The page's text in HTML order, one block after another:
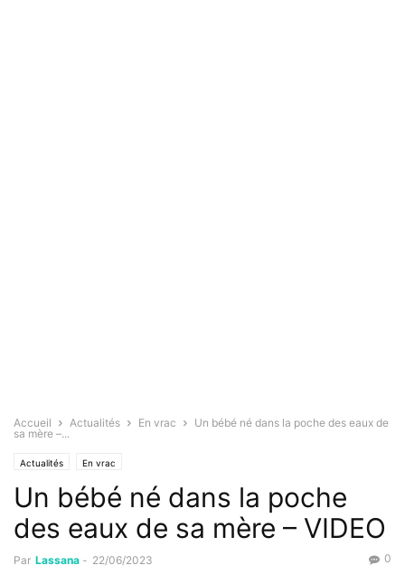
Accueil Actualités En vrac
Un bébé né dans la poche des eaux de
sa mère –...
Actualités En vrac
Un bébé né dans la poche
des eaux de sa mère – VIDEO
Par Lassana - 22/06/2023 0